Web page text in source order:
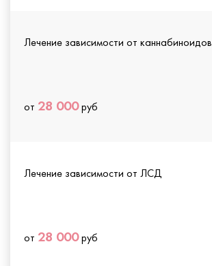
Лечение зависимости от каннабиноидов
от 28 000руб
Лечение зависимости от ЛСД
от 28 000руб